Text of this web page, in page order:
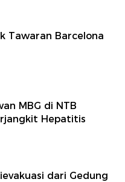
Tawaran Barcelona
MBG di NTB
Hepatitis
dari Gedung